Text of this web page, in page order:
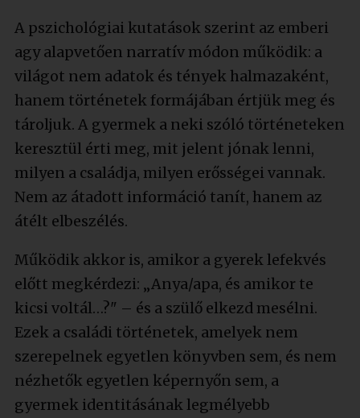
A pszichológiai kutatások szerint az emberi
agy alapvetően narratív módon működik: a
világot nem adatok és tények halmazaként,
hanem történetek formájában értjük meg és
tároljuk. A gyermek a neki szóló történeteken
keresztül érti meg, mit jelent jónak lenni,
milyen a családja, milyen erősségei vannak.
Nem az átadott információ tanít, hanem az
átélt elbeszélés.
Működik akkor is, amikor a gyerek lefekvés
előtt megkérdezi: „Anya/apa, és amikor te
kicsi voltál…?" – és a szülő elkezd mesélni.
Ezek a családi történetek, amelyek nem
szerepelnek egyetlen könyvben sem, és nem
nézhetők egyetlen képernyőn sem, a
gyermek identitásának legmélyebb